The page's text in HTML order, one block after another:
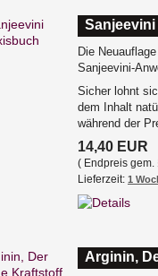
Die
Sanjeevini-
Sicher lohnt
dem Inhalt
während der
14,40 EUR
( Endpreis gem.
Lieferzeit: 1
Arginin,